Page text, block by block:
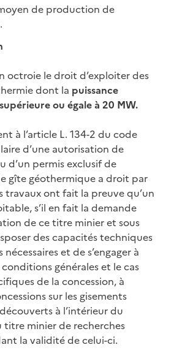
de production de
octroie le droit d’exploiter des
dont la puissance
ou égale à 20 MW.
à l’article L. 134-2 du code
d’une autorisation de
d’un permis exclusif de
gîte géothermique a droit par
travaux ont fait la preuve qu’un
s’il en fait la demande
de ce titre minier et sous
des capacités techniques
et de s’engager à
générales et le cas
de la concession, à
sur les gisements
à l’intérieur du
minier de recherches
la validité de celui-ci.